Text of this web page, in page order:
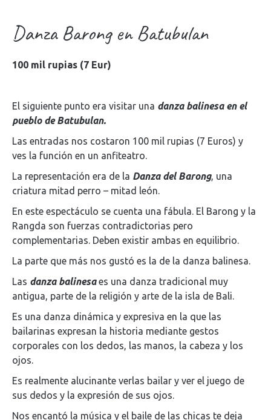
Danza Barong en Batubulan
100 mil rupias (7 Eur)
El siguiente punto era visitar una danza balinesa en el
pueblo de Batubulan.
Las entradas nos costaron 100 mil rupias (7 Euros) y
ves la función en un anfiteatro.
La representación era de la Danza del Barong, una
criatura mitad perro – mitad león.
En este espectáculo se cuenta una fábula. El Barong y la
Rangda son fuerzas contradictorias pero
complementarias. Deben existir ambas en equilibrio.
La parte que más nos gustó es la de la danza balinesa.
Las danza balinesaes una danza tradicional muy
antigua, parte de la religión y arte de la isla de Bali.
Es una danza dinámica y expresiva en la que las
bailarinas expresan la historia mediante gestos
corporales con los dedos, las manos, la cabeza y los
ojos.
Es realmente alucinante verlas bailar y ver el juego de
sus dedos y la expresión de sus ojos.
Nos encantó la música y el baile de las chicas te deja